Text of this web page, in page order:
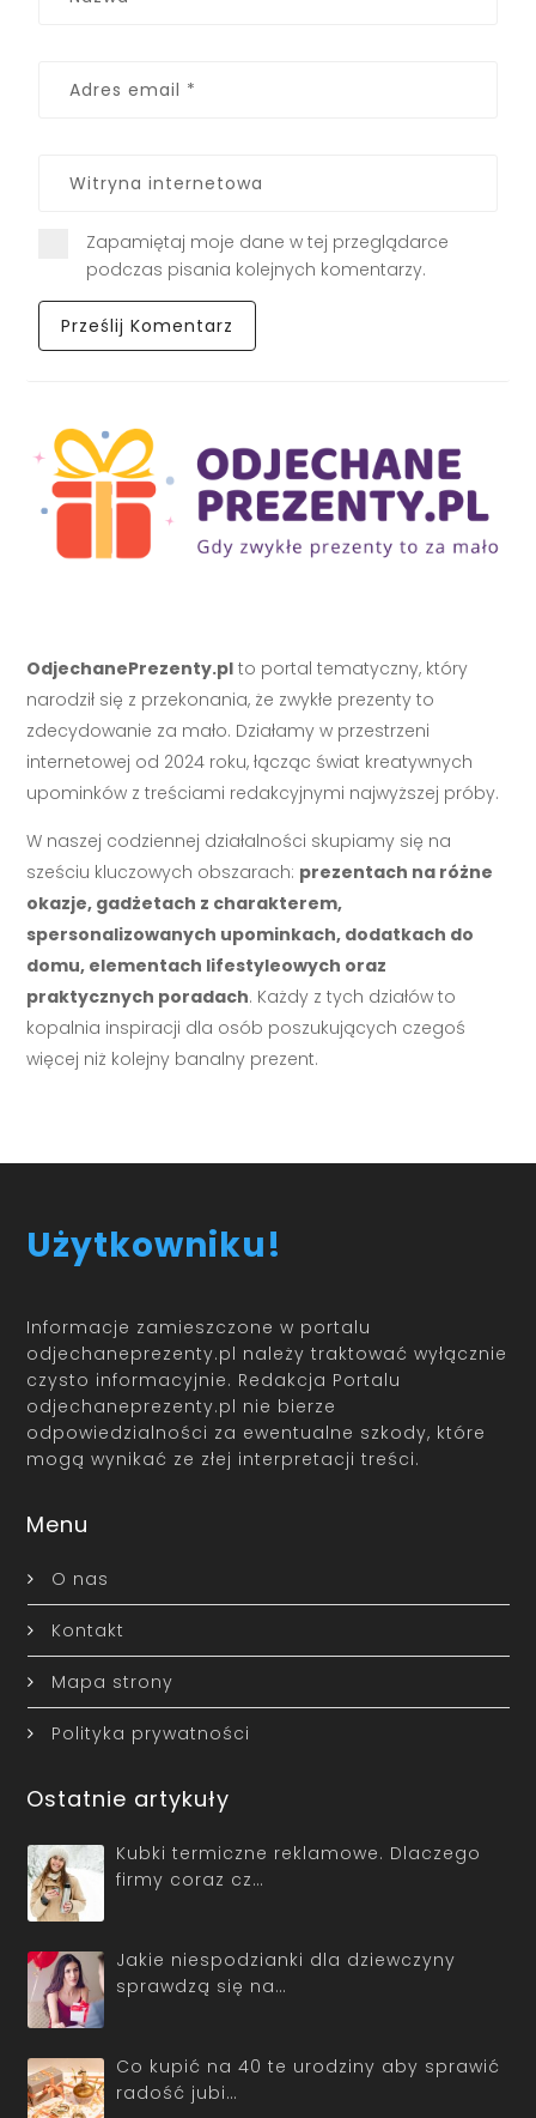
Zapamiętaj moje dane w tej przeglądarce
podczas pisania kolejnych komentarzy.
OdjechanePrezenty.pl to portal tematyczny, który
narodził się z przekonania, że zwykłe prezenty to
zdecydowanie za mało. Działamy w przestrzeni
internetowej od 2024 roku, łącząc świat kreatywnych
upominków z treściami redakcyjnymi najwyższej próby.
W naszej codziennej działalności skupiamy się na
sześciu kluczowych obszarach: prezentach na różne
okazje, gadżetach z charakterem,
spersonalizowanych upominkach, dodatkach do
domu, elementach lifestyleowych oraz
praktycznych poradach. Każdy z tych działów to
kopalnia inspiracji dla osób poszukujących czegoś
więcej niż kolejny banalny prezent.
Użytkowniku!
Informacje zamieszczone w portalu
odjechaneprezenty.pl należy traktować wyłącznie
czysto informacyjnie. Redakcja Portalu
odjechaneprezenty.pl nie bierze
odpowiedzialności za ewentualne szkody, które
mogą wynikać ze złej interpretacji treści.
Menu
O nas
Kontakt
Mapa strony
Polityka prywatności
Ostatnie artykuły
Kubki termiczne reklamowe. Dlaczego
firmy coraz cz…
Jakie niespodzianki dla dziewczyny
sprawdzą się na…
Co kupić na 40 te urodziny aby sprawić
radość jubi…